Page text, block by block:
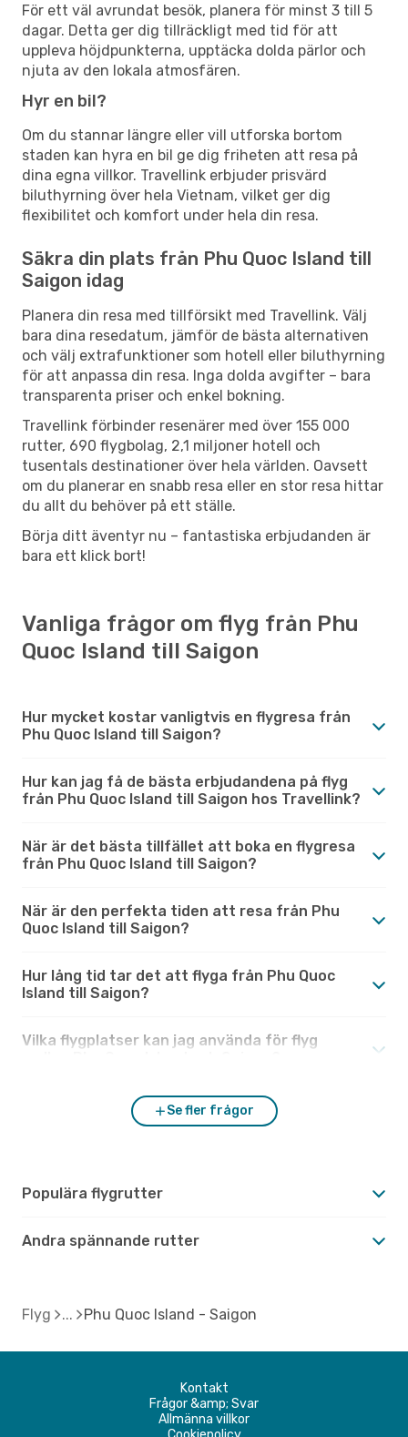
För ett väl avrundat besök, planera för minst 3 till 5
dagar. Detta ger dig tillräckligt med tid för att
uppleva höjdpunkterna, upptäcka dolda pärlor och
njuta av den lokala atmosfären.
Hyr en bil?
Om du stannar längre eller vill utforska bortom
staden kan hyra en bil ge dig friheten att resa på
dina egna villkor. Travellink erbjuder prisvärd
biluthyrning över hela Vietnam, vilket ger dig
flexibilitet och komfort under hela din resa.
Säkra din plats från Phu Quoc Island till
Saigon idag
Planera din resa med tillförsikt med Travellink. Välj
bara dina resedatum, jämför de bästa alternativen
och välj extrafunktioner som hotell eller biluthyrning
för att anpassa din resa. Inga dolda avgifter – bara
transparenta priser och enkel bokning.
Travellink förbinder resenärer med över 155 000
rutter, 690 flygbolag, 2,1 miljoner hotell och
tusentals destinationer över hela världen. Oavsett
om du planerar en snabb resa eller en stor resa hittar
du allt du behöver på ett ställe.
Börja ditt äventyr nu – fantastiska erbjudanden är
bara ett klick bort!
Vanliga frågor om flyg från Phu
Quoc Island till Saigon
Hur mycket kostar vanligtvis en flygresa från
Phu Quoc Island till Saigon?
Hur kan jag få de bästa erbjudandena på flyg
från Phu Quoc Island till Saigon hos Travellink?
När är det bästa tillfället att boka en flygresa
från Phu Quoc Island till Saigon?
När är den perfekta tiden att resa från Phu
Quoc Island till Saigon?
Hur lång tid tar det att flyga från Phu Quoc
Island till Saigon?
Vilka flygplatser kan jag använda för flyg
Se fler frågor
Populära flygrutter
Andra spännande rutter
Flyg Phu Quoc Island - Saigon
Kontakt
Frågor &amp; Svar
Allmänna villkor